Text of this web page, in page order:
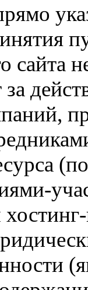
сайта
за